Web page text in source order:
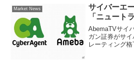
Market News
サイバーエ
「ニュート
AbemaTVサイ
ガン証券がサ
レーティング格